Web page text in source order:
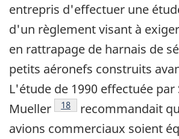
entrepris d'effectuer une
d'un règlement visant à
en rattrapage de harnais de
petits aéronefs construits
L'étude de 1990 effectuée par
Mueller
Note de bas de page
18
recommandait
avions commerciaux soient